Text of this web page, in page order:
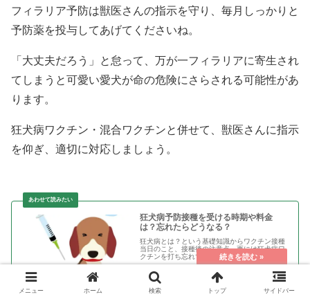
フィラリア予防は獣医さんの指示を守り、毎月しっかりと
予防薬を投与してあげてくださいね。
「大丈夫だろう」と怠って、万が一フィラリアに寄生され
てしまうと可愛い愛犬が命の危険にさらされる可能性があ
ります。
狂犬病ワクチン・混合ワクチンと併せて、獣医さんに指示
を仰ぎ、適切に対応しましょう。
狂犬病予防接種を受ける時期や料金
は？忘れたらどうなる？
狂犬病とは？という基礎知識からワクチン接種
当日のこと、接種後の注意点、更には狂犬病ワ
クチンを打ち忘れて期間を過ぎた場合はどうす
るのかまで、動物看護士の資格を持つ管理人が
詳しくお伝えします。
メニュー ホーム 検索 トップ サイドバー